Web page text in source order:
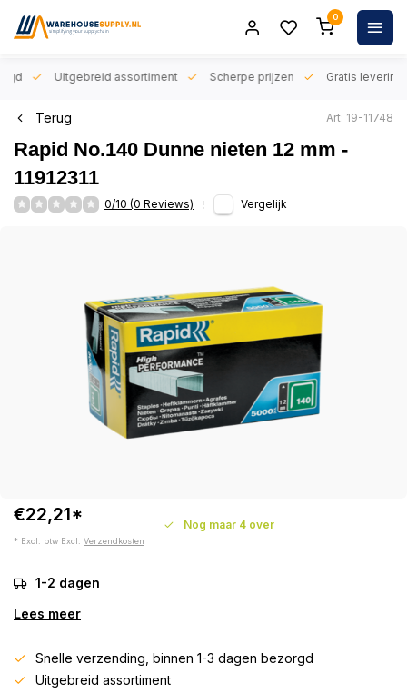
0
Uitgebreid assortiment Scherpe prijzen Gratis levering
Terug Art: 19-11748
Rapid No.140 Dunne nieten 12 mm -
11912311
0/10 (0 Reviews) Vergelijk
€22,21*
* Excl. btw Excl. Verzendkosten
Nog maar 4 over
1-2 dagen
Lees meer
Snelle verzending, binnen 1-3 dagen bezorgd
Uitgebreid assortiment